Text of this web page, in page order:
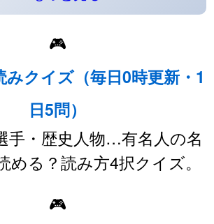
🎮
みクイズ（毎日0時更新・1
日5問）
手・歴史人物…有名人の名
める？読み方4択クイズ。
🎮